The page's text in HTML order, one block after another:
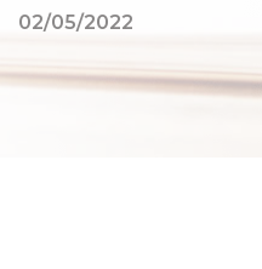
02/05/2022